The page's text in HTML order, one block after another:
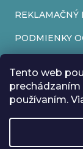
Tento web
používaním.
REKLAMAČNÝ
PODMIENKY
REKLAMAČNÝ